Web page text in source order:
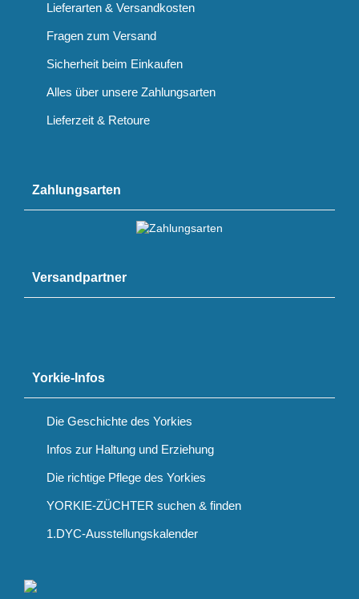
Lieferarten & Versandkosten
Fragen zum Versand
Sicherheit beim Einkaufen
Alles über unsere Zahlungsarten
Lieferzeit & Retoure
Zahlungsarten
Versandpartner
Yorkie-Infos
Die Geschichte des Yorkies
Infos zur Haltung und Erziehung
Die richtige Pflege des Yorkies
YORKIE-ZÜCHTER suchen & finden
1.DYC-Ausstellungskalender